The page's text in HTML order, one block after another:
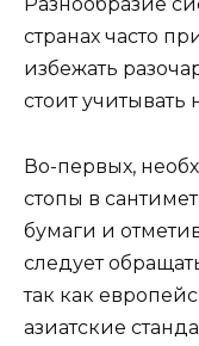
Разнообразие
странах часто
избежать
стоит
Во-первых,
стопы в
бумаги и
следует
так как
азиатские